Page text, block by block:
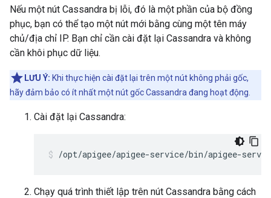
Nếu một nút Cassandra bị lỗi, đó là một phần của bộ đồng
phục, bạn có thể tạo một nút mới bằng cùng một tên máy
chủ/địa chỉ IP. Bạn chỉ cần cài đặt lại Cassandra và không
cần khôi phục dữ liệu.
LƯU Ý: Khi thực hiện cài đặt lại trên một nút không phải gốc,
hãy đảm bảo có ít nhất một nút gốc Cassandra đang hoạt động.
Cài đặt lại Cassandra:
/opt/apigee/apigee-service/bin/apigee-
Chạy quá trình thiết lập trên nút Cassandra bằng cách